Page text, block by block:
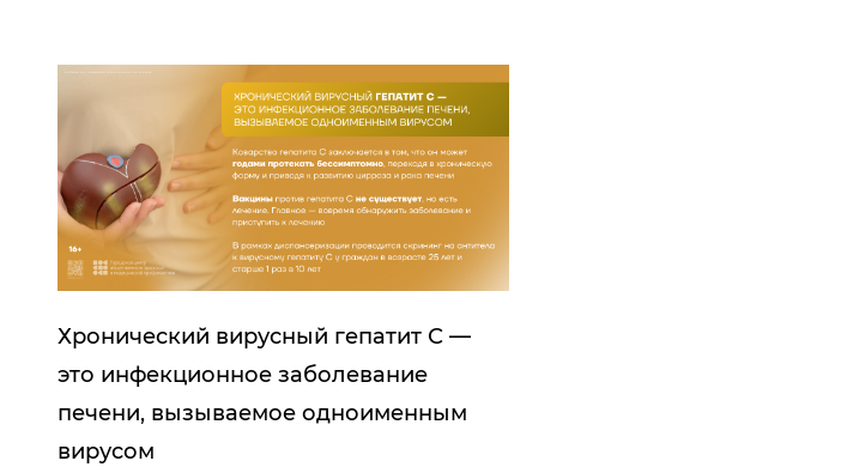
Хронический вирусный гепатит С —
это инфекционное заболевание
печени, вызываемое одноименным
вирусом